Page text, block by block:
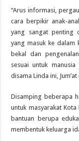
“Arus informasi,
cara berpikir anak-
yang sangat penting
yang masuk ke dalam
bekal dan
sesuai untuk
disama Linda ini,
Disamping beberapa
untuk masyarakat
bantuan berupa
membentuk keluarga